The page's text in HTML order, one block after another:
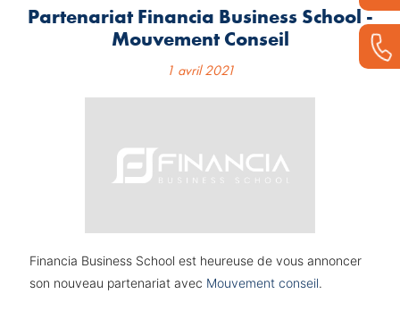
Partenariat Financia Business School -
Mouvement Conseil
1 avril 2021
Financia Business School est heureuse de vous annoncer
son nouveau partenariat avec Mouvement conseil.